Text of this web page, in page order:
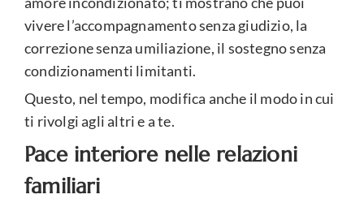
vivere l’accompagnamento senza giudizio, la
correzione senza umiliazione, il sostegno senza
condizionamenti limitanti.
Questo, nel tempo, modifica anche il modo in cui
ti rivolgi agli altri e a te.
Pace interiore nelle relazioni
familiari